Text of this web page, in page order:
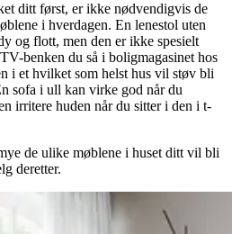
ditt først, er ikke nødvendigvis de
i hverdagen. En lenestol uten
og flott, men den er ikke spesielt
benken du så i boligmagasinet hos
i et hvilket som helst hus vil støv bli
sofa i ull kan virke god når du
irritere huden når du sitter i den i t-
de ulike møblene i huset ditt vil bli
deretter.